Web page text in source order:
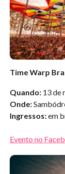
Time Warp
Quando: 13 de
Onde:
Ingressos:em
Evento no